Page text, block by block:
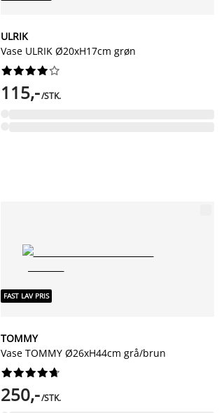
ULRIK
Vase ULRIK Ø20xH17cm grøn






115,-/STK.
FAST LAV PRIS
TOMMY
Vase TOMMY Ø26xH44cm grå/brun






250,-/STK.